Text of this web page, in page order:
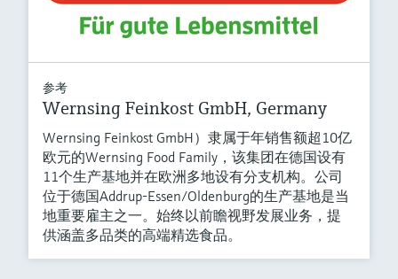
参考
Wernsing Feinkost GmbH, Germany
Wernsing Feinkost GmbH）隶属于年销售额超10亿
欧元的Wernsing Food Family，该集团在德国设有
11个生产基地并在欧洲多地设有分支机构。公司
位于德国Addrup-Essen/Oldenburg的生产基地是当
地重要雇主之一。始终以前瞻视野发展业务，提
供涵盖多品类的高端精选食品。